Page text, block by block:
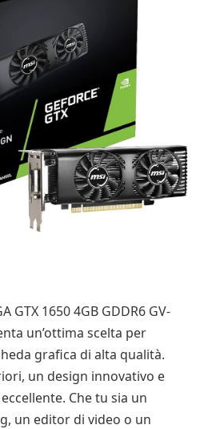
GTX 1650 4GB GDDR6 GV-
un’ottima scelta per
grafica di alta qualità.
un design innovativo e
Che tu sia un
un editor di video o un